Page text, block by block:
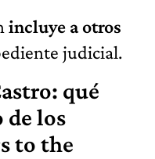
incluye a otros
judicial.
qué
de los
to the